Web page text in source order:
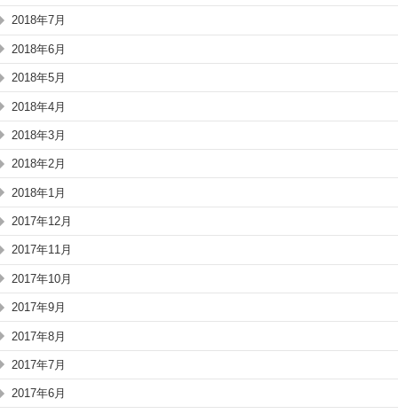
2018年7月
2018年6月
2018年5月
2018年4月
2018年3月
2018年2月
2018年1月
2017年12月
2017年11月
2017年10月
2017年9月
2017年8月
2017年7月
2017年6月